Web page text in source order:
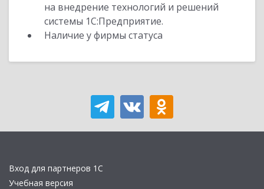
на внедрение технологий и решений
системы 1С:Предприятие.
Наличие у фирмы статуса
Вход для партнеров 1С
Учебная версия